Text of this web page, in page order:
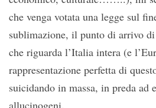
che venga votata una legge sul
sublimazione, il punto di arrivo
che riguarda l’Italia intera (e
rappresentazione perfetta di
suicidando in massa, in preda ad
allucinogeni.